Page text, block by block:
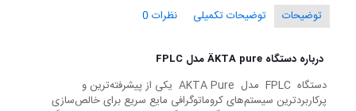
توضیحات توضیحات تکمیلی نظرات 0
درباره دستگاه ÄKTA pure مدل FPLC
دستگاه FPLC مدل AKTA Pure یکی از پیشرفته‌ترین و
پرکاربردترین سیستم‌های کروماتوگرافی مایع سریع برای خالص‌سازی